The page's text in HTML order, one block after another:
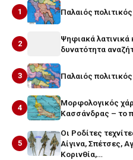
1 Παλαιός
2
Ψηφιακά λατινικά
δυνατότητα
3 Παλαιός
4
Μορφολογικός
Κασσάνδρας – το
5
Οι Ροδίτες
Αίγινα, Σπέτσες,
Κορινθία,…